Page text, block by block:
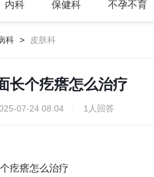
内科 保健科 不孕不育
科 > 皮肤科
长个疙瘩怎么治疗
07-24 08:04 1人回答
疙瘩怎么治疗